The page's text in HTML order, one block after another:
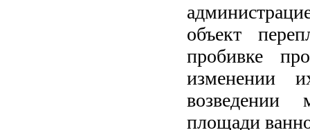
объект
пробивке
изменении
возведении
площади